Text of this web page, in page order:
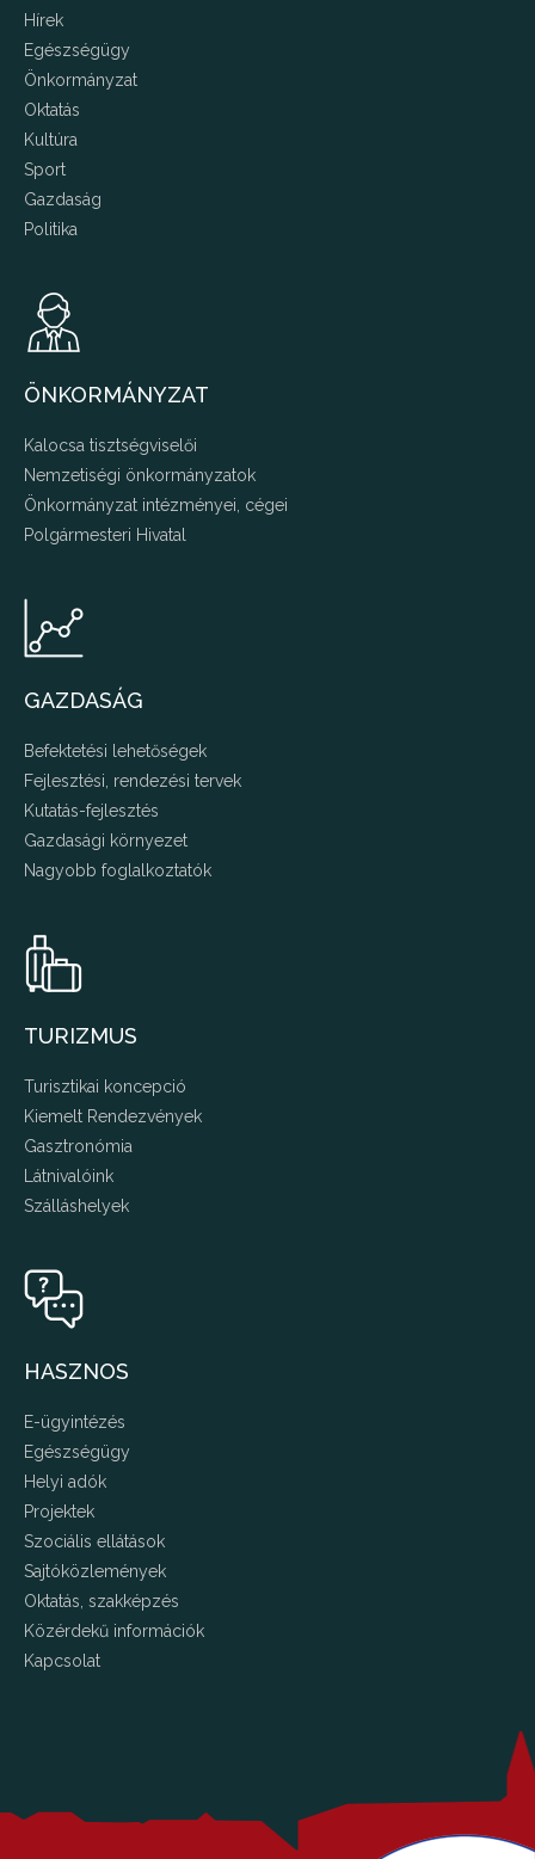
Hírek
Egészségügy
Önkormányzat
Oktatás
Kultúra
Sport
Gazdaság
Politika
ÖNKORMÁNYZAT
Kalocsa tisztségviselői
Nemzetiségi önkormányzatok
Önkormányzat intézményei, cégei
Polgármesteri Hivatal
GAZDASÁG
Befektetési lehetőségek
Fejlesztési, rendezési tervek
Kutatás-fejlesztés
Gazdasági környezet
Nagyobb foglalkoztatók
TURIZMUS
Turisztikai koncepció
Kiemelt Rendezvények
Gasztronómia
Látnivalóink
Szálláshelyek
HASZNOS
E-ügyintézés
Egészségügy
Helyi adók
Projektek
Szociális ellátások
Sajtóközlemények
Oktatás, szakképzés
Közérdekű információk
Kapcsolat